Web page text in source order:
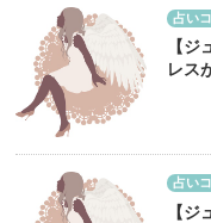
占い
【
レス
占い
【